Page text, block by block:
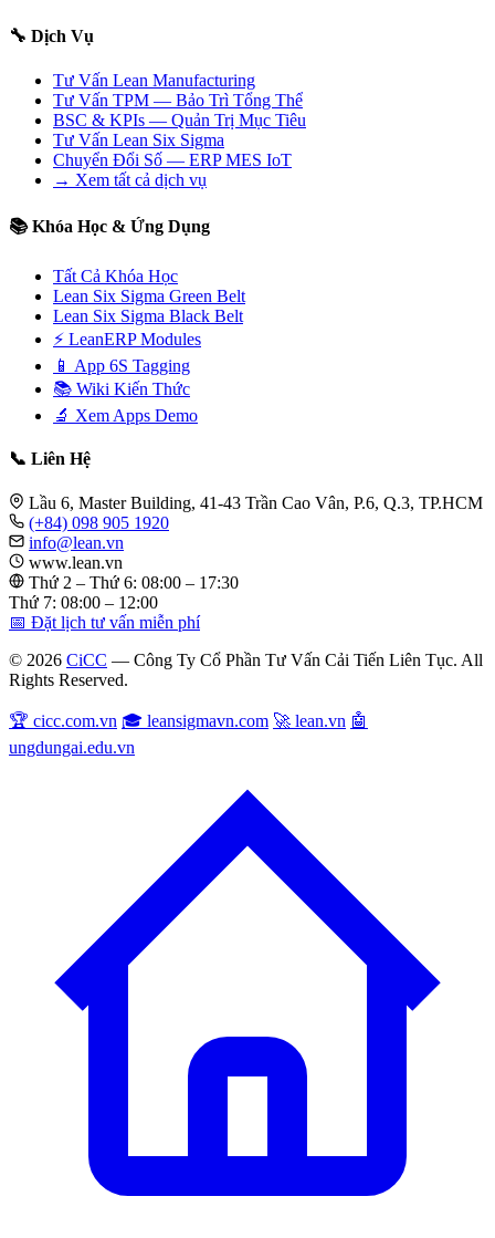
🔧 Dịch Vụ
Tư Vấn Lean Manufacturing
Tư Vấn TPM — Bảo Trì Tổng Thể
BSC & KPIs — Quản Trị Mục Tiêu
Tư Vấn Lean Six Sigma
Chuyển Đổi Số — ERP MES IoT
→ Xem tất cả dịch vụ
📚 Khóa Học & Ứng Dụng
Tất Cả Khóa Học
Lean Six Sigma Green Belt
Lean Six Sigma Black Belt
⚡ LeanERP Modules
📱 App 6S Tagging
📚 Wiki Kiến Thức
🔬 Xem Apps Demo
📞 Liên Hệ
Lầu 6, Master Building, 41-43 Trần Cao Vân, P.6, Q.3, TP.HCM
(+84) 098 905 1920
info@lean.vn
www.lean.vn
Thứ 2 – Thứ 6: 08:00 – 17:30
Thứ 7: 08:00 – 12:00
📅 Đặt lịch tư vấn miễn phí
© 2026 CiCC — Công Ty Cổ Phần Tư Vấn Cải Tiến Liên Tục. All
Rights Reserved.
🏆 cicc.com.vn 🎓 leansigmavn.com 🚀 lean.vn 🤖
ungdungai.edu.vn